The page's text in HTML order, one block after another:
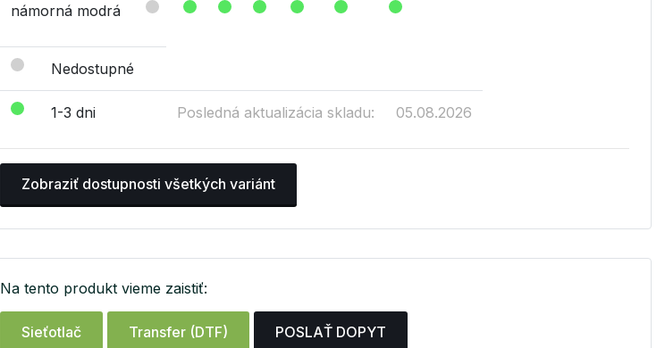
námorná modrá
Nedostupné
1-3 dni Posledná aktualizácia skladu: 05.08.2026
Zobraziť dostupnosti všetkých variánt
Na tento produkt vieme zaistiť:
Sieťotlač Transfer (DTF) POSLAŤ DOPYT